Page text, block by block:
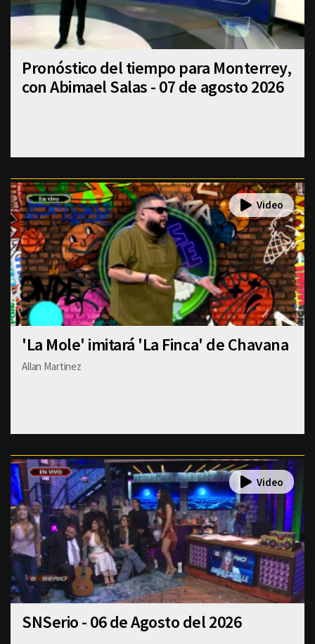
Pronóstico del tiempo para Monterrey,
con Abimael Salas - 07 de agosto 2026
'La Mole' imitará 'La Finca' de Chavana
Allan Martinez
SNSerio - 06 de Agosto del 2026